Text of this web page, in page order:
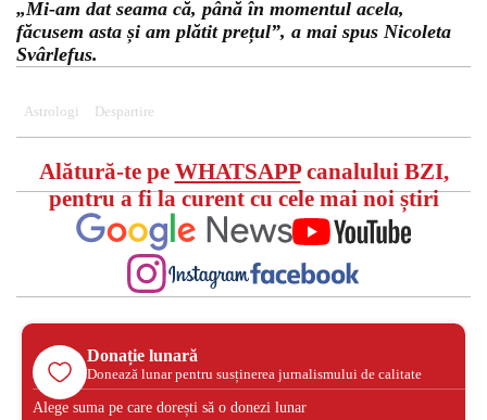
„Mi-am dat seama că, până în momentul acela,
făcusem asta și am plătit prețul”, a mai spus Nicoleta
Svârlefus.
Astrologi Despartire
Alătură-te pe WHATSAPPcanalului BZI,
pentru a fi la curent cu cele mai noi știri
Donație lunară
Donează lunar pentru susținerea jurnalismului de calitate
Alege suma pe care dorești să o donezi lunar